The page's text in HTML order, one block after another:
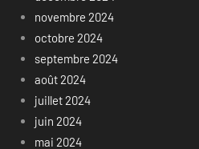
novembre 2024
octobre 2024
septembre 2024
août 2024
juillet 2024
juin 2024
mai 2024